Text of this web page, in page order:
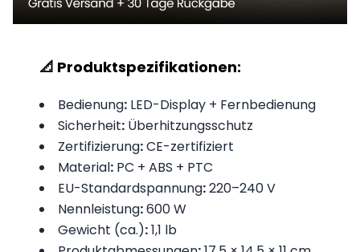
📐 Produktspezifikationen:
Bedienung: LED-Display + Fernbedienung
Sicherheit: Überhitzungsschutz
Zertifizierung:CE-zertifiziert
Material: PC + ABS + PTC
EU-Standardspannung:220–240 V
Nennleistung:600 W
Gewicht (ca.):1,1 lb